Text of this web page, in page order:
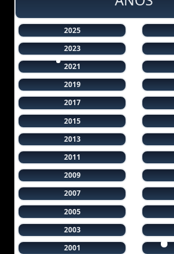
2025
2023
2021
2019
2017
2015
2013
2011
2009
2007
2005
2003
2001